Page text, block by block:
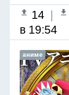
14 |
в 19:54
аниме